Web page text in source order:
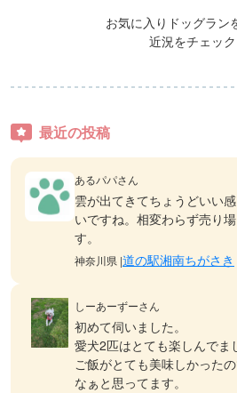
お気に入りドッグラン
近況をチェック
最近の投稿
あるパパさん
雲が出てきてちょうどいい
いですね。相変わらず売り
す。
神奈川県 |道の駅湘南ちがさき
しーあーずーさん
初めて伺いました。
愛犬2匹はとても楽しんでま
ご飯がとても美味しかった
なぁと思ってます。